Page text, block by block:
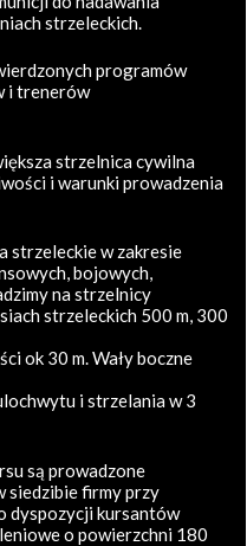
strzeleckich.
programów
i trenerów
strzelnica cywilna
i warunki prowadzenia
strzeleckie w zakresie
bojowych,
na strzelnicy
strzeleckich 500 m, 300
ok 30 m. Wały boczne
i strzelania w 3
są prowadzone
siedzibie firmy przy
dyspozycji kursantów
o powierzchni 180